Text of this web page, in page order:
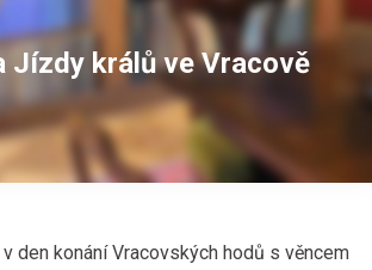
Jízdy králů ve Vracově
den konání Vracovských hodů s věncem